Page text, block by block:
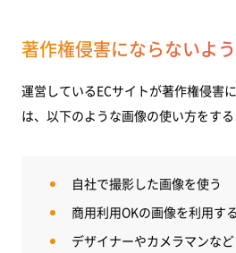
著作権侵害にならないよ
運営しているECサイトが著作権侵害
は、以下のような画像の使い方をする
自社で撮影した画像を使う
商用利用OKの画像を利用する
デザイナーやカメラマンな